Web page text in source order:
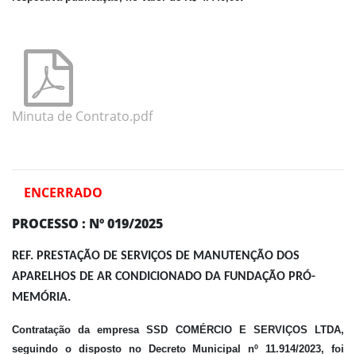
Minuta de Contrato.pdf
ENCERRADO
PROCESSO : Nº 019/2025
REF. PRESTAÇÃO DE SERVIÇOS DE MANUTENÇÃO DOS
APARELHOS DE AR CONDICIONADO DA FUNDAÇÃO PRÓ-
MEMÓRIA.
Contratação da empresa SSD COMÉRCIO E SERVIÇOS LTDA,
seguindo o disposto no Decreto Municipal nº 11.914/2023, foi